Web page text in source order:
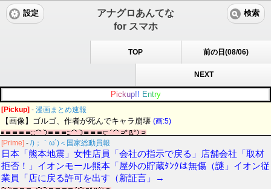
アナグロあんてな
for スマホ
設定 検索
TOP 前の日(08/06)
NEXT
Pic kup!! Entry
[Pickup] - 漫画まとめ速報
【画像】ゴルゴ、作者が死んでキャラ崩壊 (画:5)
[Prime] - /)；｀ω´)＜国家総動員報
日本「熊本地震」女性店員「会社の指示で戻る」店舗会社「取材
拒否！」イオンモール熊本「屋外の貯蔵ﾀﾝｸは無傷（謎」イオン従
業員「店に戻る許可を出す（新証言」→